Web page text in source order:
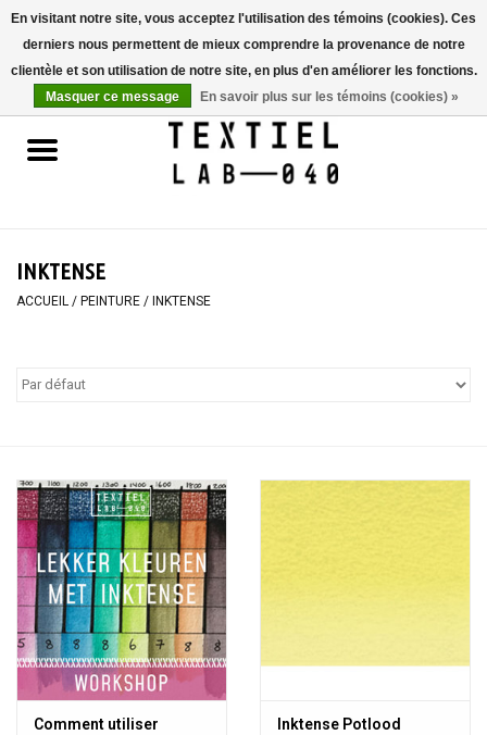
Accueil
LIVRES
OUTILS
Blog
INKTENSE
ACCUEIL / PEINTURE / INKTENSE
Comment utiliser
Inktense Potlood
En visitant notre site, vous acceptez l'utilisation des témoins (cookies). Ces
derniers nous permettent de mieux comprendre la provenance de notre
clientèle et son utilisation de notre site, en plus d'en améliorer les fonctions.
Masquer ce message
En savoir plus sur les témoins (cookies) »